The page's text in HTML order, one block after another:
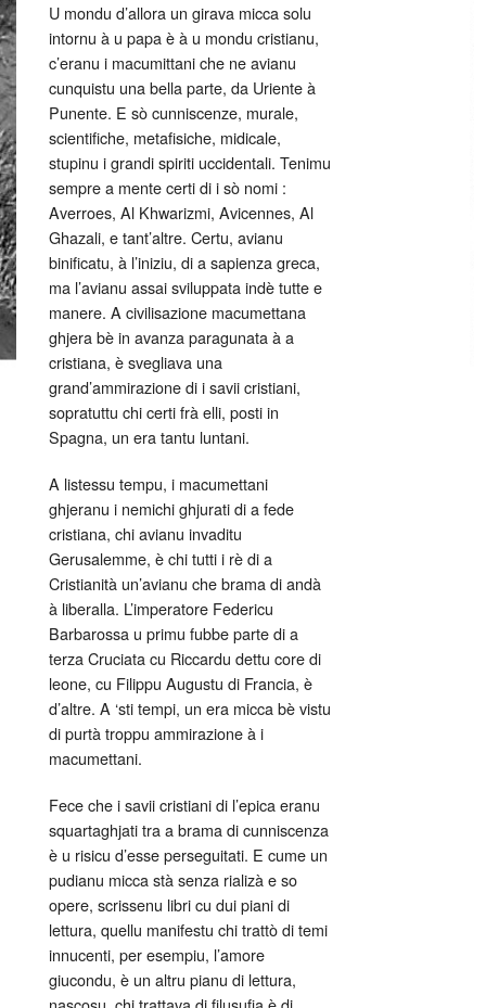
U mondu d’allora un girava micca solu
intornu à u papa è à u mondu cristianu,
c’eranu i macumittani che ne avianu
cunquistu una bella parte, da Uriente à
Punente. E sò cunniscenze, murale,
scientifiche, metafisiche, midicale,
stupinu i grandi spiriti uccidentali. Tenimu
sempre a mente certi di i sò nomi :
Averroes, Al Khwarizmi, Avicennes, Al
Ghazali, e tant’altre. Certu, avianu
binificatu, à l’iniziu, di a sapienza greca,
ma l’avianu assai sviluppata indè tutte e
manere. A civilisazione macumettana
ghjera bè in avanza paragunata à a
cristiana, è svegliava una
grand’ammirazione di i savii cristiani,
sopratuttu chi certi frà elli, posti in
Spagna, un era tantu luntani.
A listessu tempu, i macumettani
ghjeranu i nemichi ghjurati di a fede
cristiana, chi avianu invaditu
Gerusalemme, è chi tutti i rè di a
Cristianità un’avianu che brama di andà
à liberalla. L’imperatore Federicu
Barbarossa u primu fubbe parte di a
terza Cruciata cu Riccardu dettu core di
leone, cu Filippu Augustu di Francia, è
d’altre. A ‘sti tempi, un era micca bè vistu
di purtà troppu ammirazione à i
macumettani.
Fece che i savii cristiani di l’epica eranu
squartaghjati tra a brama di cunniscenza
è u risicu d’esse perseguitati. E cume un
pudianu micca stà senza rializà e so
opere, scrissenu libri cu dui piani di
lettura, quellu manifestu chi trattò di temi
innucenti, per esempiu, l’amore
giucondu, è un altru pianu di lettura,